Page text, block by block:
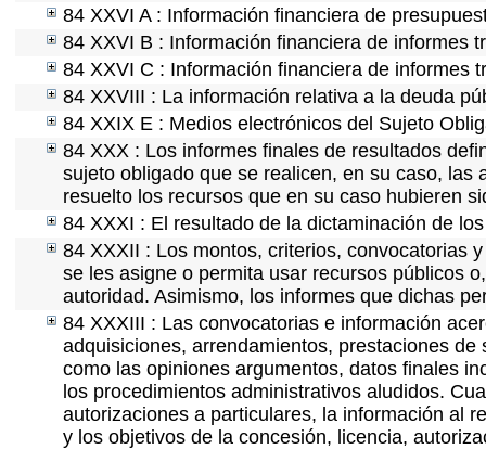
84 XXVI A : Información financiera de
84 XXVI B : Información financiera de informes
84 XXVI C : Información financiera de informes
84 XXVIII : La información relativa a la deuda
84 XXIX E : Medios electrónicos del Sujeto
84 XXX : Los informes finales de resultados
sujeto obligado que se realicen, en su caso,
resuelto los recursos que en su caso hubieren
84 XXXI : El resultado de la dictaminación de
84 XXXII : Los montos, criterios, convocatorias
se les asigne o permita usar recursos públicos
autoridad. Asimismo, los informes que dichas
84 XXXIII : Las convocatorias e información
adquisiciones, arrendamientos, prestaciones
como las opiniones argumentos, datos finales
los procedimientos administrativos aludidos.
autorizaciones a particulares, la información al
y los objetivos de la concesión, licencia,